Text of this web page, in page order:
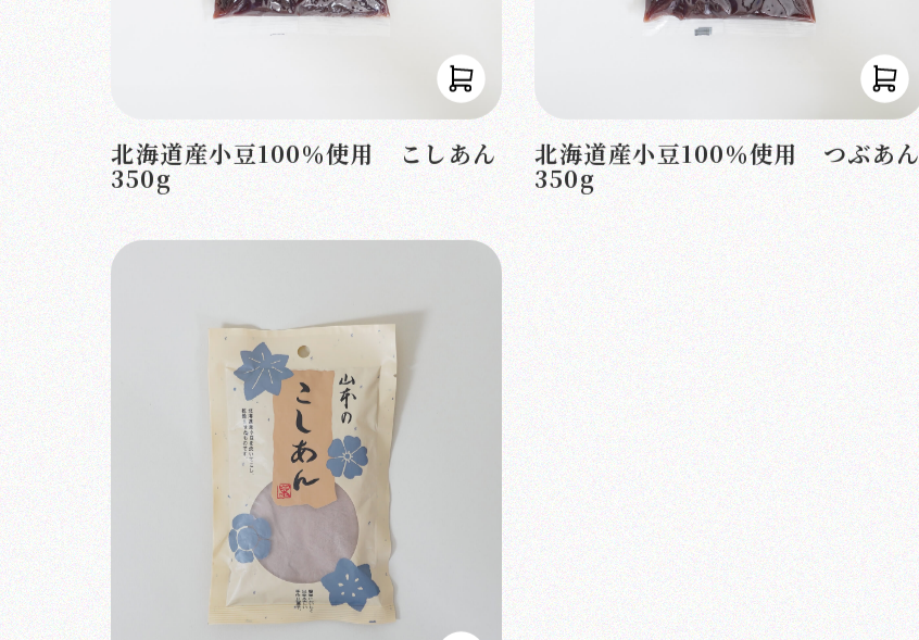
北海道産小豆100％使用 こしあん
350g
北海道産小豆100％使用 つぶあん
350g